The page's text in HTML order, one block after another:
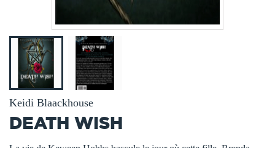
Keidi Blaackhouse
DEATH WISH